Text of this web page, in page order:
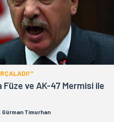
Füze ve AK-47 Mermisi ile
Gürman Timurhan